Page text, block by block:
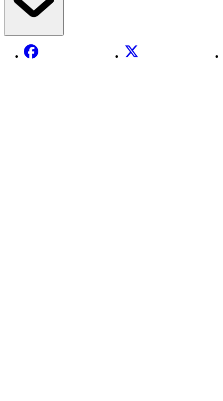
Facebook X